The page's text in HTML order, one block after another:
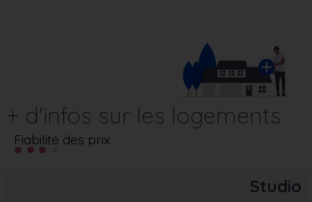
+ d'infos sur les logements
Fiabilité des prix
Studio